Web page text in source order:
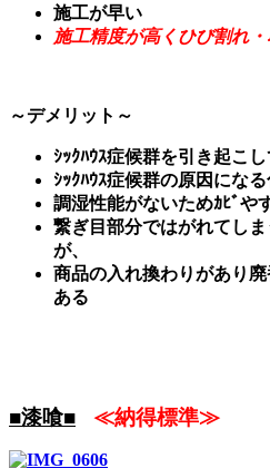
施工が早い
施工精度が高くひび割れ
～デメリット～
ｼｯｸﾊｳｽ症候群を引き起こ
ｼｯｸﾊｳｽ症候群の原因にな
調湿性能がないためｶﾋﾞや
繋ぎ目部分ではがれてし
が、
商品の入れ換わりがあり
ある
■漆喰■ ≪納得標準≫